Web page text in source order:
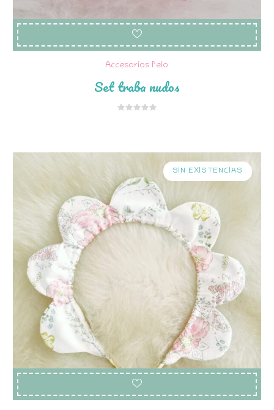
Accesorios Pelo
Set traba nudos
SIN EXISTENCIAS